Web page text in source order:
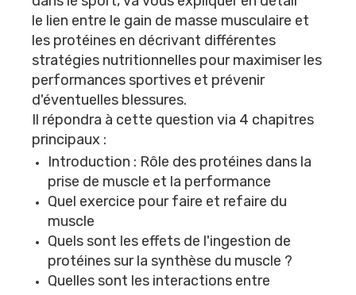
le lien entre le gain de masse musculaire et
les protéines en décrivant différentes
stratégies nutritionnelles pour maximiser les
performances sportives et prévenir
d'éventuelles blessures.
Il répondra à cette question via 4 chapitres
principaux :
Introduction : Rôle des protéines dans la
prise de muscle et la performance
Quel exercice pour faire et refaire du
muscle
Quels sont les effets de l'ingestion de
protéines sur la synthèse du muscle ?
Quelles sont les interactions entre